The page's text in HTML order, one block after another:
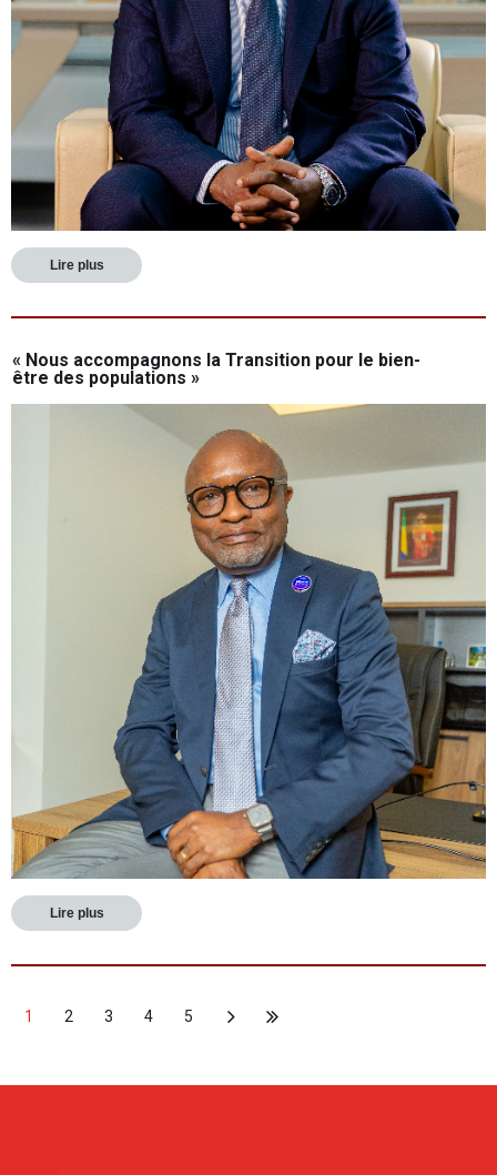
Lire plus
« Nous accompagnons la Transition pour le bien-
être des populations »
Lire plus
1 2 3 4 5